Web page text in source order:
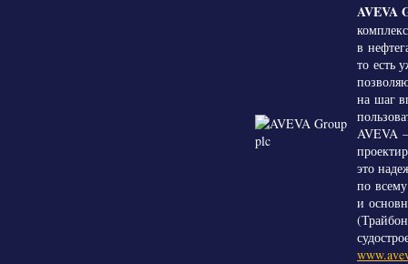
AVEVA
в
то есть
на шаг
AVEVA
это
по
и